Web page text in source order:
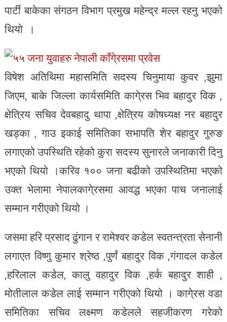
पार्टी बाकेका संगठन विभाग प्रमुख महेन्द्र मल्ल रहनु भएको
थियो ।
विषेश अतिथिमा महासमिति सदस्य चिनुमाया कुवर ,झुमा
जिएम, बाके जिल्ला कार्यसमिति कागे्रस भिव बहादुर विक ,
क्षेत्रिय सचिव देवबहादु थापा ,क्षेत्रिय कोषध्यक्ष नर बहादुर
खड्का , गाउ इकाई समितिका सभापति शेर बहादुर गुरुङ
लगाएको उपस्थिति रहेको कुरा सदस्य सुनारले जनाकारी दिनु
भएको थियो ।करिव १०० जना बढीको उपस्थितिमा भएको
उक्त भेलामा नेपालकागे्रसमा आवद्ध भएका पाच जनालाई
सम्मान गरीएको थियो ।
जसमा हरि प्रसाद ढुंगान र रामेश्वर कडेल स्वतन्त्रता सेनानी
लगाएत विष्णु कुमार श्रेष्ठ ,पुर्णं बहादुर विक ,गंगादल कडेल
,हरिलाल कडेल, कालु वहादुर विक ,हर्क बहादुर शाही ,
मोतीलाल कडेल लाई सम्मान गरीएको थियो । कागे्रस वडा
समितिका सचिव लक्ष्मण कडेलले सहजीकरण गरेको